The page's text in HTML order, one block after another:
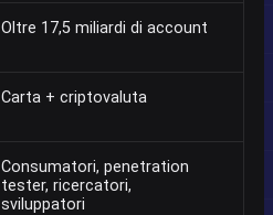
Oltre 17,5 miliardi di account
Carta + criptovaluta
Consumatori, penetration
tester, ricercatori,
sviluppatori